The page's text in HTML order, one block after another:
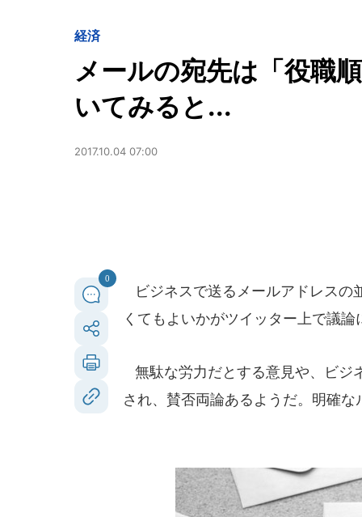
経済
メールの宛先は「役職
いてみると...
2017.10.04 07:00
0
ビジネスで送るメールアドレスの
くてもよいかがツイッター上で議論
無駄な労力だとする意見や、ビジ
され、賛否両論あるようだ。明確